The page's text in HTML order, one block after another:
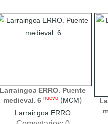
Larraingoa ERRO. Puente
medieval. 6 nuevo (MCM)
Larraingoa ERRO